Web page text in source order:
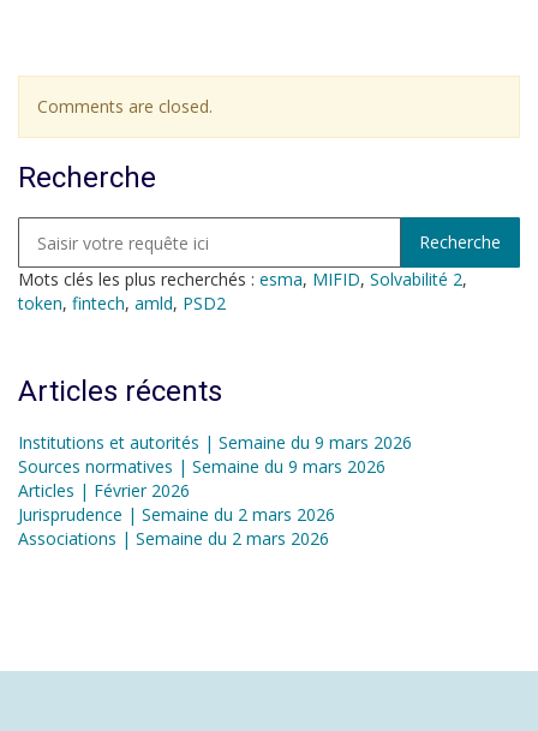
Comments are closed.
Recherche
Mots clés les plus recherchés : esma, MIFID, Solvabilité 2,
token, fintech, amld, PSD2
Articles récents
Institutions et autorités | Semaine du 9 mars 2026
Sources normatives | Semaine du 9 mars 2026
Articles | Février 2026
Jurisprudence | Semaine du 2 mars 2026
Associations | Semaine du 2 mars 2026